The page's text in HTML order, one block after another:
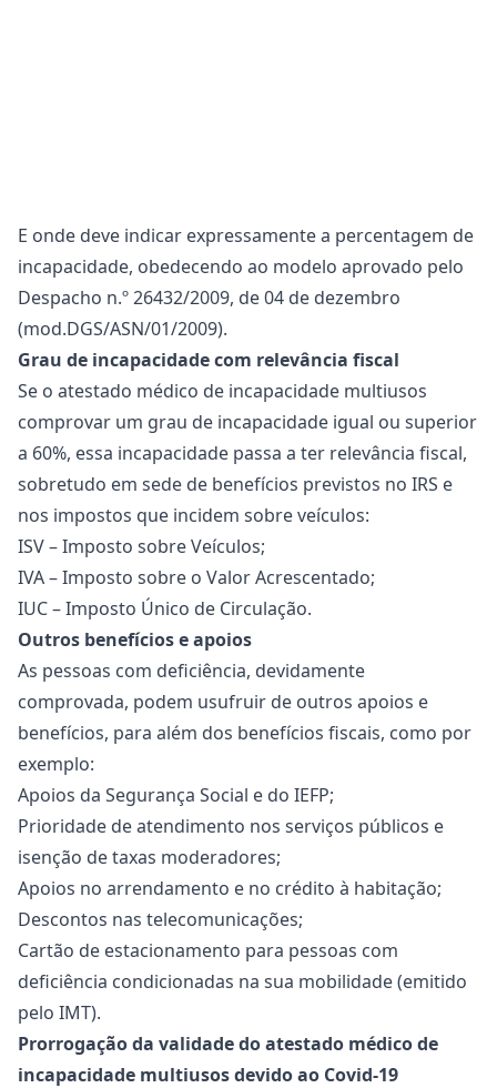
E onde deve indicar expressamente a percentagem de
incapacidade, obedecendo ao modelo aprovado pelo
Despacho n.º 26432/2009, de 04 de dezembro
(mod.DGS/ASN/01/2009).
Grau de incapacidade com relevância fiscal
Se o atestado médico de incapacidade multiusos
comprovar um grau de incapacidade igual ou superior
a 60%, essa incapacidade passa a ter relevância fiscal,
sobretudo em sede de benefícios previstos no IRS e
nos impostos que incidem sobre veículos:
ISV – Imposto sobre Veículos;
IVA – Imposto sobre o Valor Acrescentado;
IUC – Imposto Único de Circulação.
Outros benefícios e apoios
As pessoas com deficiência, devidamente
comprovada, podem usufruir de outros apoios e
benefícios, para além dos benefícios fiscais, como por
exemplo:
Apoios da Segurança Social e do IEFP;
Prioridade de atendimento nos serviços públicos e
isenção de taxas moderadores;
Apoios no arrendamento e no crédito à habitação;
Descontos nas telecomunicações;
Cartão de estacionamento para pessoas com
deficiência condicionadas na sua mobilidade (emitido
pelo IMT).
Prorrogação da validade do atestado médico de
incapacidade multiusos devido ao Covid-19